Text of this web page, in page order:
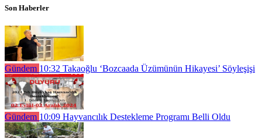
Son Haberler
Gündem 10:32 Takaoğlu ‘Bozcaada Üzümünün Hikayesi’ Söyleşişi
Gündem 10:09 Hayvancılık Destekleme Programı Belli Oldu